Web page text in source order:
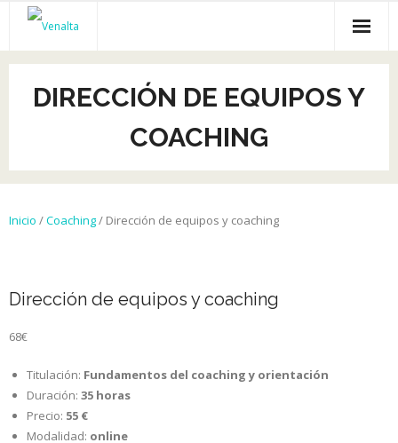
Inicio
Venalta
Empleo
Recursos gratis
DIRECCIÓN DE EQUIPOS Y
COACHING
Inicio /Coaching/ Dirección de equipos y coaching
Dirección de equipos y coaching
68€
Titulación: Fundamentos del coaching y orientación
Duración: 35 horas
Precio: 55 €
Modalidad: online